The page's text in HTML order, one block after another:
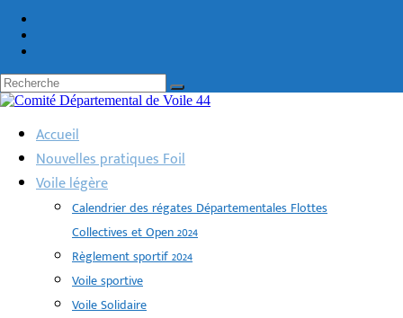
Accueil
Nouvelles pratiques Foil
Voile légère
Calendrier des régates Départementales Flottes
Collectives et Open 2024
Règlement sportif 2024
Voile sportive
Voile Solidaire